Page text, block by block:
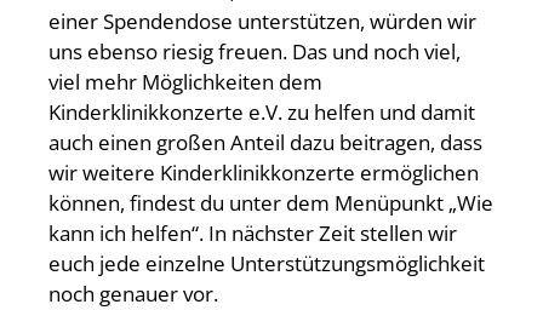
einer Spendendose unterstützen, würden wir
uns ebenso riesig freuen. Das und noch viel,
viel mehr Möglichkeiten dem
Kinderklinikkonzerte e.V. zu helfen und damit
auch einen großen Anteil dazu beitragen, dass
wir weitere Kinderklinikkonzerte ermöglichen
können, findest du unter dem Menüpunkt „Wie
kann ich helfen“. In nächster Zeit stellen wir
euch jede einzelne Unterstützungsmöglichkeit
noch genauer vor.